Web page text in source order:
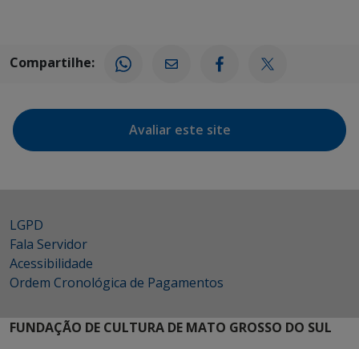
Compartilhe:
Avaliar este site
LGPD
Fala Servidor
Acessibilidade
Ordem Cronológica de Pagamentos
FUNDAÇÃO DE CULTURA DE MATO GROSSO DO SUL